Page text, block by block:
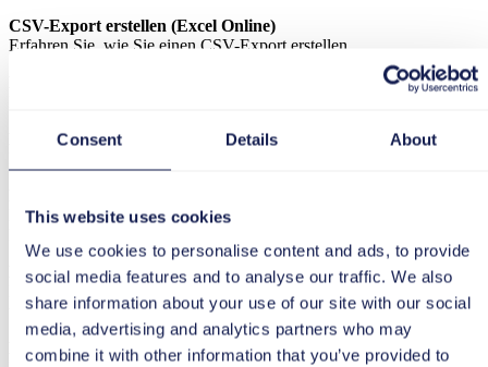
Consent Details About
This website uses cookies
We use cookies to personalise content and ads, to provide
social media features and to analyse our traffic. We also
share information about your use of our site with our social
media, advertising and analytics partners who may
combine it with other information that you’ve provided to
CSV-Export erstellen (Excel Online)
Erfahren Sie, wie Sie einen CSV-Export erstellen.
Hinzufügen von Text zu Shapes und Verbindern (Visio Online)
Erfahren Sie, wie Sie weitere Formen und Vorlagen hinzufügen
Link zur Blattansicht teilen (Excel Online)
Erfahren Sie, wie Sie einen Link zur Blattansicht in Excel Online
teilen.
Microsoft 365 Cloud aufrufen (Microsoft 365 Cloud)